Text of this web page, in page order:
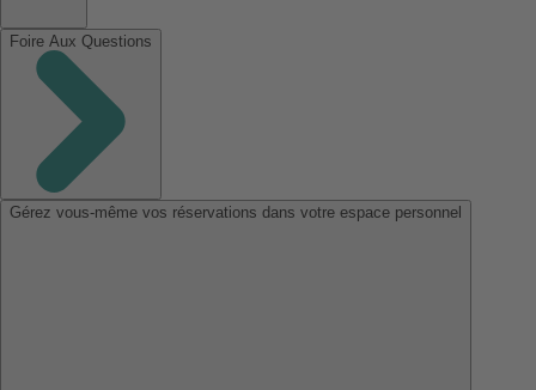
Foire Aux Questions
Gérez vous-même vos réservations dans votre espace personnel